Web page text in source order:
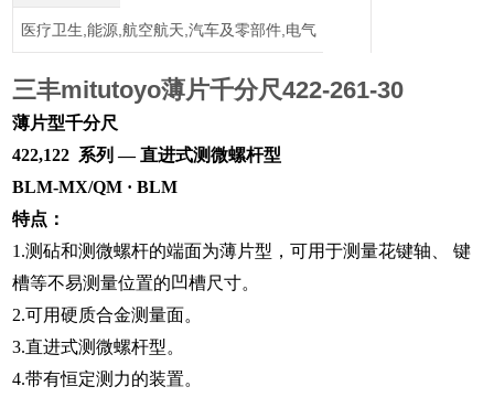
医疗卫生,能源,航空航天,汽车及零部件,电气
三丰mitutoyo薄片千分尺422-261-30
薄片型千分尺
422,122 系列 — 直进式测微螺杆型
BLM-MX/QM · BLM
特点：
1.测砧和测微螺杆的端面为薄片型，可用于测量花键轴、 键
槽等不易测量位置的凹槽尺寸。
2.可用硬质合金测量面。
3.直进式测微螺杆型。
4.带有恒定测力的装置。